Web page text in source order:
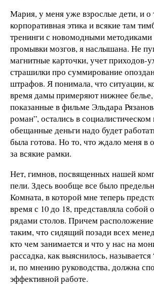
Мария, у меня уже взрослые дети, и о
корпоративная этика и всякие там
тренинги с новомодными методиками
промывки мозгов, я наслышана. Не
магнитные карточки, учет приходов-
страшилки про суммирование
штрафов. Я понимала, что ситуации,
время дамы примеряют нижнее белье,
показанные в фильме Эльдара
роман”, остались в
обещанные деньги надо будет
была готова. Но то, что ждало меня в
за всякие рамки.
Нет, гимнов, посвященных нашей
пели. Здесь вообще все было
Комната, в которой мне теперь
время с 10 до 18, представляла собой
рядами столов. Причем
таким, что сидящий позади всех
кто чем занимается и что у нас на
рассадка, как выяснилось,
и, по мнению руководства, должна
эффективной работе.